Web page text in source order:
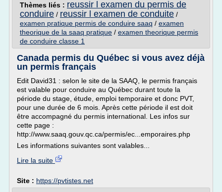
Thèmes liés : reussir l examen du permis de
conduire / reussir l examen de conduite /
examen pratique permis de conduire saaq / examen
theorique de la saaq pratique / examen theorique permis
de conduire classe 1
Canada permis du Québec si vous avez déjà
un permis français
Edit David31 : selon le site de la SAAQ, le permis français
est valable pour conduire au Québec durant toute la
période du stage, étude, emploi temporaire et donc PVT,
pour une durée de 6 mois. Après cette période il est doit
être accompagné du permis international. Les infos sur
cette page :
http://www.saaq.gouv.qc.ca/permis/ec...emporaires.php
Les informations suivantes sont valables...
Lire la suite
Site : https://pvtistes.net